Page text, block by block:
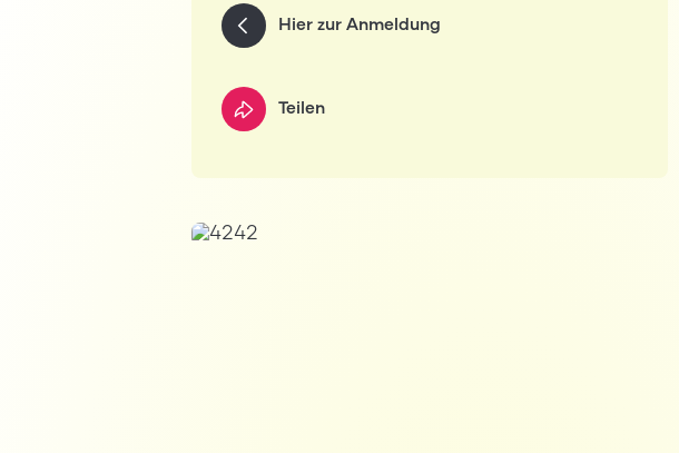
Hier zur Anmeldung
Teilen